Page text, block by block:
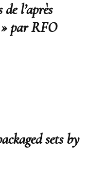
l’après
» par RFO
sets by